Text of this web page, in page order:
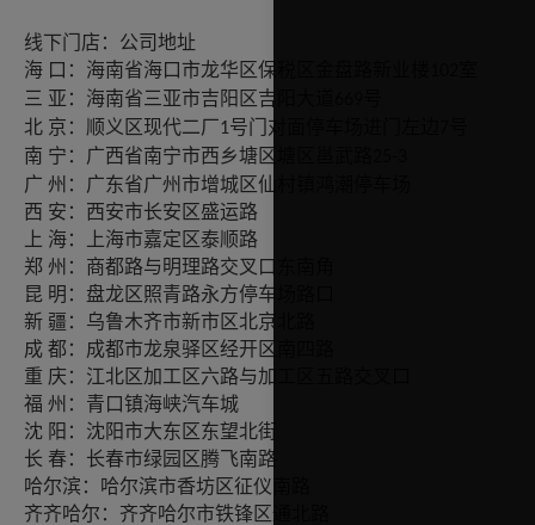
线下门店：公司地址
海 口：海南省海口市龙华区保税区金盘路新业楼
三 亚：海南省三亚市吉阳区吉阳大道
北 京：顺义区现代二厂1号门对面停车场进门左边
南 宁：广西省南宁市西乡塘区塘区邕武路
广 州：广东省广州市增城区仙村镇鸿潮停车场
西 安：西安市长安区盛运路
上 海：上海市嘉定区泰顺路
郑 州：商都路与明理路交叉口东南角
昆 明：盘龙区照青路永方停车场路口
新 疆：乌鲁木齐市新市区北京北路
成 都：成都市龙泉驿区经开区南四路
重 庆：江北区加工区六路与加工区五路交叉口
福 州：青口镇海峡汽车城
沈 阳：沈阳市大东区东望北街
长 春：长春市绿园区腾飞南路
哈尔滨：哈尔滨市香坊区征仪南路
齐齐哈尔：齐齐哈尔市铁锋区通北路